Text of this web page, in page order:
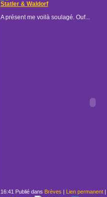
Statler & Waldorf
A présent me voilà soulagé. Ouf...
16:41 Publié dans Brèves | Lien permanent|